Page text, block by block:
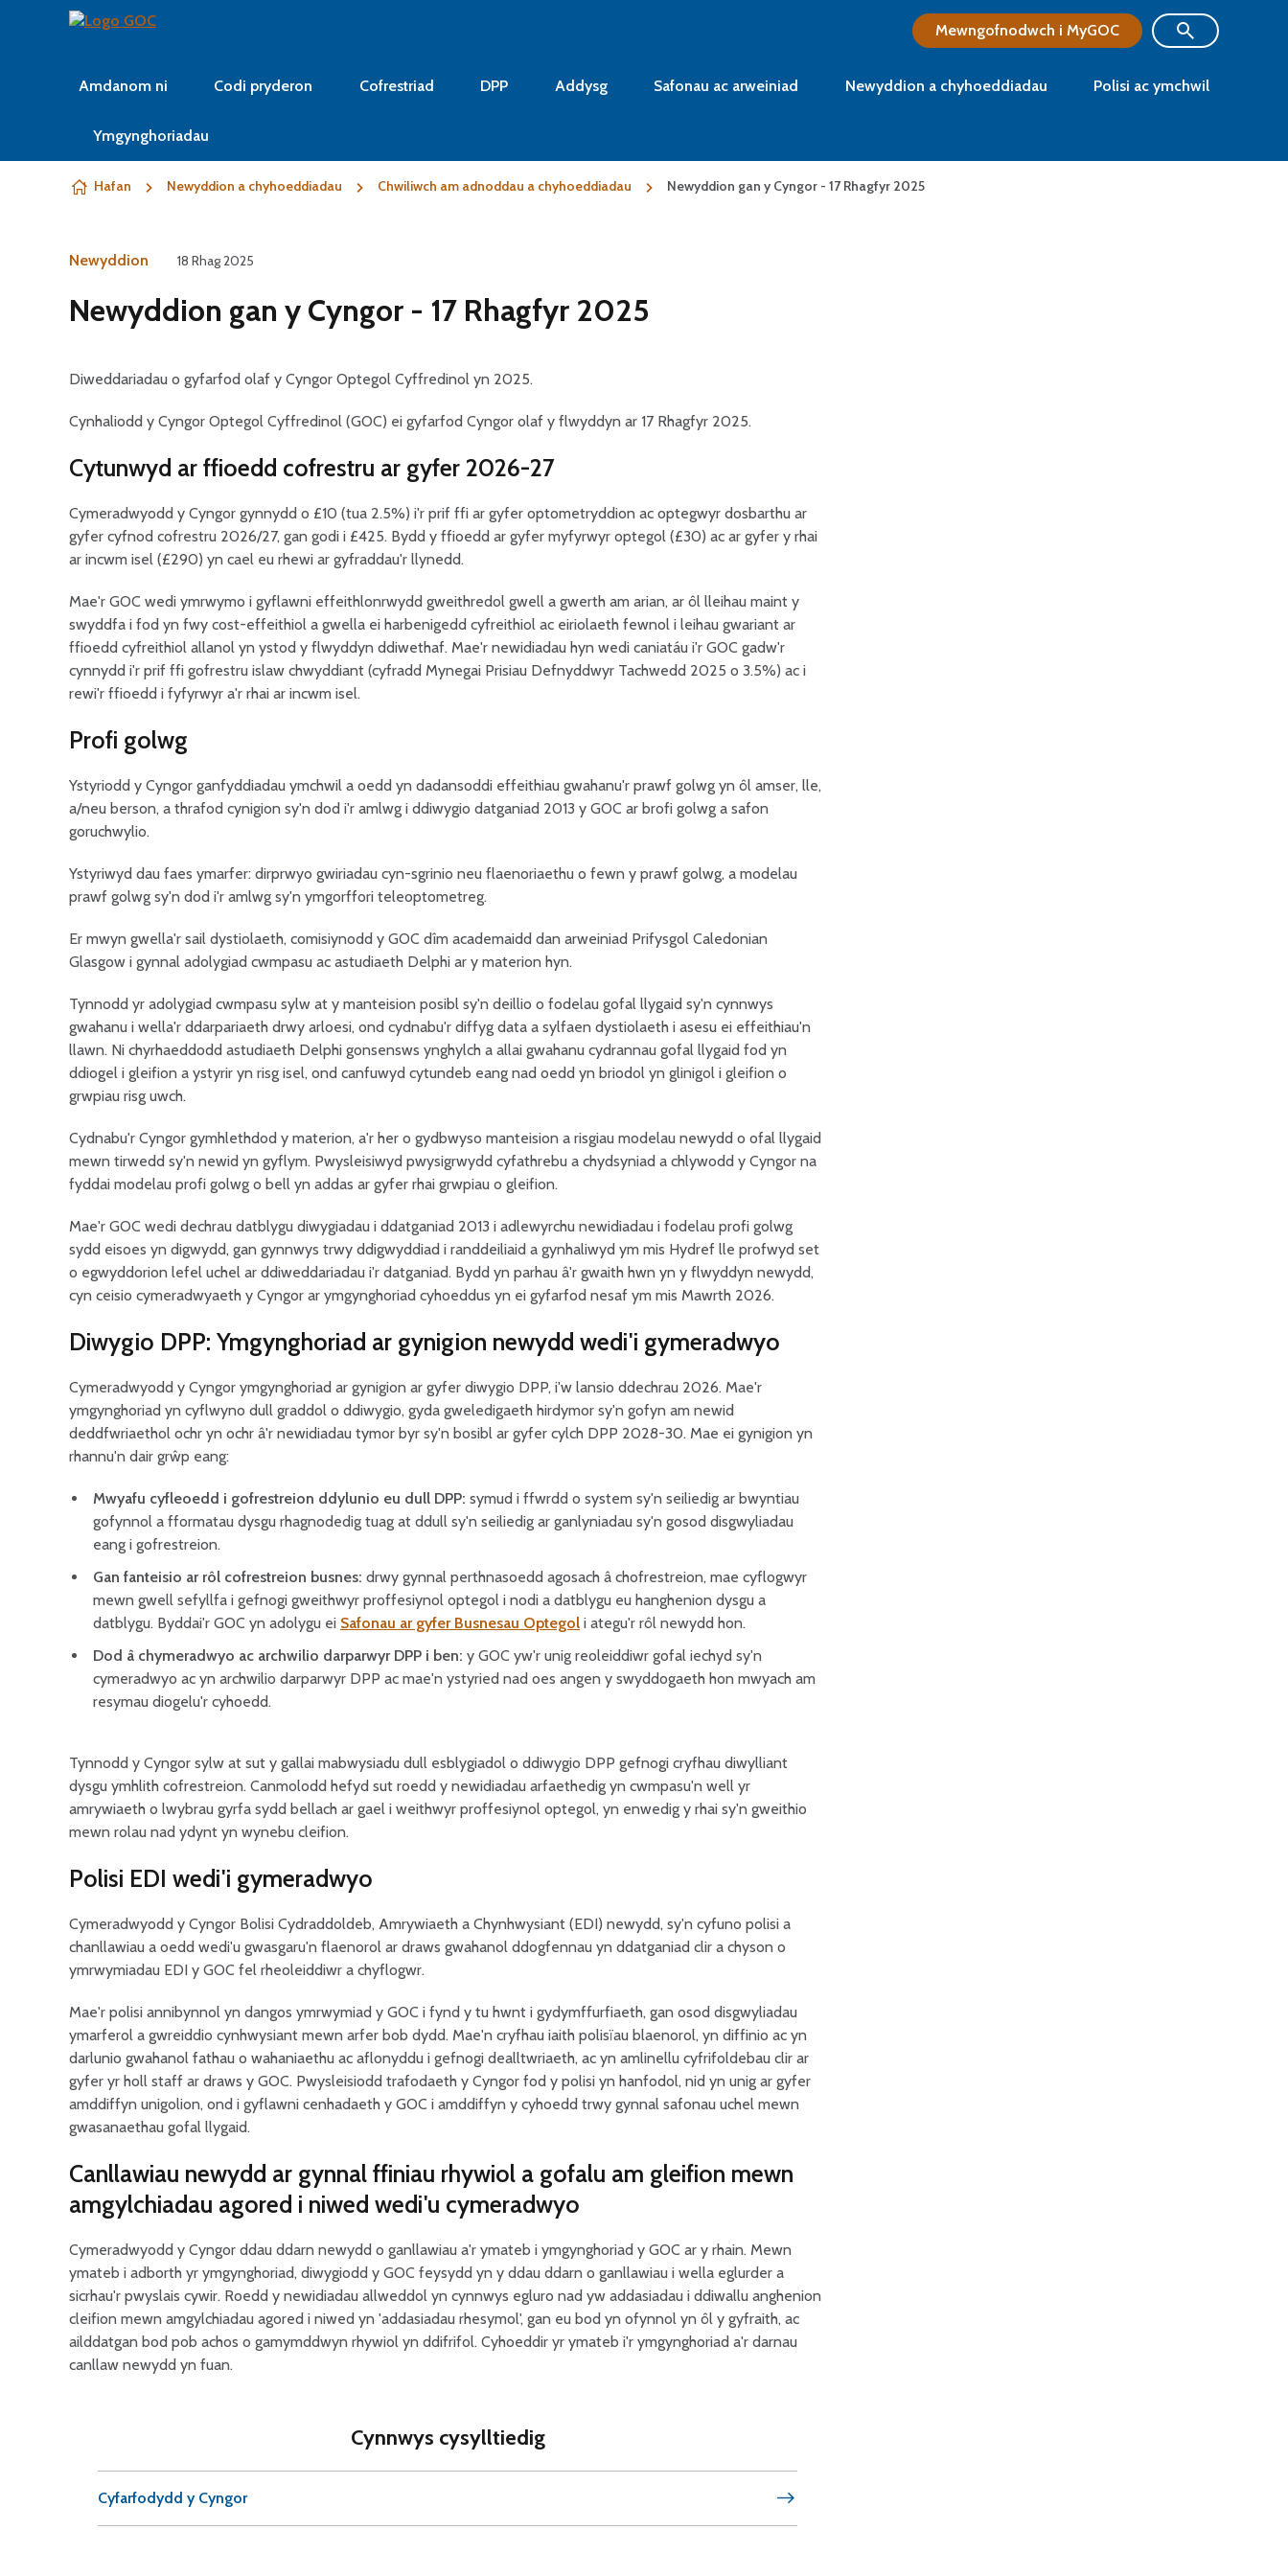
Neidio i'r cynnwys
Mewngofnodwch i MyGOC
Amdanom ni Codi pryderon Cofrestriad DPP Addysg Safonau ac arweiniad Newyddion a chyhoeddiadau Polisi ac ymchwil
Ymgynghoriadau
Hafan Newyddion a chyhoeddiadau Chwiliwch am adnoddau a chyhoeddiadau Newyddion gan y Cyngor - 17 Rhagfyr 2025
Newyddion 18 Rhag 2025
Newyddion gan y Cyngor - 17 Rhagfyr 2025
Diweddariadau o gyfarfod olaf y Cyngor Optegol Cyffredinol yn 2025.
Cynhaliodd y Cyngor Optegol Cyffredinol (GOC) ei gyfarfod Cyngor olaf y flwyddyn ar 17 Rhagfyr 2025.
Cytunwyd ar ffioedd cofrestru ar gyfer 2026-27
Cymeradwyodd y Cyngor gynnydd o £10 (tua 2.5%) i'r prif ffi ar gyfer optometryddion ac optegwyr dosbarthu ar
gyfer cyfnod cofrestru 2026/27, gan godi i £425. Bydd y ffioedd ar gyfer myfyrwyr optegol (£30) ac ar gyfer y rhai
ar incwm isel (£290) yn cael eu rhewi ar gyfraddau'r llynedd.
Mae'r GOC wedi ymrwymo i gyflawni effeithlonrwydd gweithredol gwell a gwerth am arian, ar ôl lleihau maint y
swyddfa i fod yn fwy cost-effeithiol a gwella ei harbenigedd cyfreithiol ac eiriolaeth fewnol i leihau gwariant ar
ffioedd cyfreithiol allanol yn ystod y flwyddyn ddiwethaf. Mae'r newidiadau hyn wedi caniatáu i'r GOC gadw'r
cynnydd i'r prif ffi gofrestru islaw chwyddiant (cyfradd Mynegai Prisiau Defnyddwyr Tachwedd 2025 o 3.5%) ac i
rewi'r ffioedd i fyfyrwyr a'r rhai ar incwm isel.
Profi golwg
Ystyriodd y Cyngor ganfyddiadau ymchwil a oedd yn dadansoddi effeithiau gwahanu'r prawf golwg yn ôl amser, lle,
a/neu berson, a thrafod cynigion sy'n dod i'r amlwg i ddiwygio datganiad 2013 y GOC ar brofi golwg a safon
goruchwylio.
Ystyriwyd dau faes ymarfer: dirprwyo gwiriadau cyn-sgrinio neu flaenoriaethu o fewn y prawf golwg, a modelau
prawf golwg sy'n dod i'r amlwg sy'n ymgorffori teleoptometreg.
Er mwyn gwella'r sail dystiolaeth, comisiynodd y GOC dîm academaidd dan arweiniad Prifysgol Caledonian
Glasgow i gynnal adolygiad cwmpasu ac astudiaeth Delphi ar y materion hyn.
Tynnodd yr adolygiad cwmpasu sylw at y manteision posibl sy'n deillio o fodelau gofal llygaid sy'n cynnwys
gwahanu i wella'r ddarpariaeth drwy arloesi, ond cydnabu'r diffyg data a sylfaen dystiolaeth i asesu ei effeithiau'n
llawn. Ni chyrhaeddodd astudiaeth Delphi gonsensws ynghylch a allai gwahanu cydrannau gofal llygaid fod yn
ddiogel i gleifion a ystyrir yn risg isel, ond canfuwyd cytundeb eang nad oedd yn briodol yn glinigol i gleifion o
grwpiau risg uwch.
Cydnabu'r Cyngor gymhlethdod y materion, a'r her o gydbwyso manteision a risgiau modelau newydd o ofal llygaid
mewn tirwedd sy'n newid yn gyflym. Pwysleisiwyd pwysigrwydd cyfathrebu a chydsyniad a chlywodd y Cyngor na
fyddai modelau profi golwg o bell yn addas ar gyfer rhai grwpiau o gleifion.
Mae'r GOC wedi dechrau datblygu diwygiadau i ddatganiad 2013 i adlewyrchu newidiadau i fodelau profi golwg
sydd eisoes yn digwydd, gan gynnwys trwy ddigwyddiad i randdeiliaid a gynhaliwyd ym mis Hydref lle profwyd set
o egwyddorion lefel uchel ar ddiweddariadau i'r datganiad. Bydd yn parhau â'r gwaith hwn yn y flwyddyn newydd,
cyn ceisio cymeradwyaeth y Cyngor ar ymgynghoriad cyhoeddus yn ei gyfarfod nesaf ym mis Mawrth 2026.
Diwygio DPP: Ymgynghoriad ar gynigion newydd wedi'i gymeradwyo
Cymeradwyodd y Cyngor ymgynghoriad ar gynigion ar gyfer diwygio DPP, i'w lansio ddechrau 2026. Mae'r
ymgynghoriad yn cyflwyno dull graddol o ddiwygio, gyda gweledigaeth hirdymor sy'n gofyn am newid
deddfwriaethol ochr yn ochr â'r newidiadau tymor byr sy'n bosibl ar gyfer cylch DPP 2028-30. Mae ei gynigion yn
rhannu'n dair grŵp eang:
Mwyafu cyfleoedd i gofrestreion ddylunio eu dull DPP: symud i ffwrdd o system sy'n seiliedig ar bwyntiau
gofynnol a fformatau dysgu rhagnodedig tuag at ddull sy'n seiliedig ar ganlyniadau sy'n gosod disgwyliadau
eang i gofrestreion.
Gan fanteisio ar rôl cofrestreion busnes: drwy gynnal perthnasoedd agosach â chofrestreion, mae cyflogwyr
mewn gwell sefyllfa i gefnogi gweithwyr proffesiynol optegol i nodi a datblygu eu hanghenion dysgu a
datblygu. Byddai'r GOC yn adolygu ei Safonau ar gyfer Busnesau Optegol i ategu'r rôl newydd hon.
Dod â chymeradwyo ac archwilio darparwyr DPP i ben: y GOC yw'r unig reoleiddiwr gofal iechyd sy'n
cymeradwyo ac yn archwilio darparwyr DPP ac mae'n ystyried nad oes angen y swyddogaeth hon mwyach am
resymau diogelu'r cyhoedd.
Tynnodd y Cyngor sylw at sut y gallai mabwysiadu dull esblygiadol o ddiwygio DPP gefnogi cryfhau diwylliant
dysgu ymhlith cofrestreion. Canmolodd hefyd sut roedd y newidiadau arfaethedig yn cwmpasu'n well yr
amrywiaeth o lwybrau gyrfa sydd bellach ar gael i weithwyr proffesiynol optegol, yn enwedig y rhai sy'n gweithio
mewn rolau nad ydynt yn wynebu cleifion.
Polisi EDI wedi'i gymeradwyo
Cymeradwyodd y Cyngor Bolisi Cydraddoldeb, Amrywiaeth a Chynhwysiant (EDI) newydd, sy'n cyfuno polisi a
chanllawiau a oedd wedi'u gwasgaru'n flaenorol ar draws gwahanol ddogfennau yn ddatganiad clir a chyson o
ymrwymiadau EDI y GOC fel rheoleiddiwr a chyflogwr.
Mae'r polisi annibynnol yn dangos ymrwymiad y GOC i fynd y tu hwnt i gydymffurfiaeth, gan osod disgwyliadau
ymarferol a gwreiddio cynhwysiant mewn arfer bob dydd. Mae'n cryfhau iaith polisïau blaenorol, yn diffinio ac yn
darlunio gwahanol fathau o wahaniaethu ac aflonyddu i gefnogi dealltwriaeth, ac yn amlinellu cyfrifoldebau clir ar
gyfer yr holl staff ar draws y GOC. Pwysleisiodd trafodaeth y Cyngor fod y polisi yn hanfodol, nid yn unig ar gyfer
amddiffyn unigolion, ond i gyflawni cenhadaeth y GOC i amddiffyn y cyhoedd trwy gynnal safonau uchel mewn
gwasanaethau gofal llygaid.
Canllawiau newydd ar gynnal ffiniau rhywiol a gofalu am gleifion mewn
amgylchiadau agored i niwed wedi'u cymeradwyo
Cymeradwyodd y Cyngor ddau ddarn newydd o ganllawiau a'r ymateb i ymgynghoriad y GOC ar y rhain. Mewn
ymateb i adborth yr ymgynghoriad, diwygiodd y GOC feysydd yn y ddau ddarn o ganllawiau i wella eglurder a
sicrhau'r pwyslais cywir. Roedd y newidiadau allweddol yn cynnwys egluro nad yw addasiadau i ddiwallu anghenion
cleifion mewn amgylchiadau agored i niwed yn 'addasiadau rhesymol', gan eu bod yn ofynnol yn ôl y gyfraith, ac
ailddatgan bod pob achos o gamymddwyn rhywiol yn ddifrifol. Cyhoeddir yr ymateb i'r ymgynghoriad a'r darnau
canllaw newydd yn fuan.
Cynnwys cysylltiedig
Cyfarfodydd y Cyngor